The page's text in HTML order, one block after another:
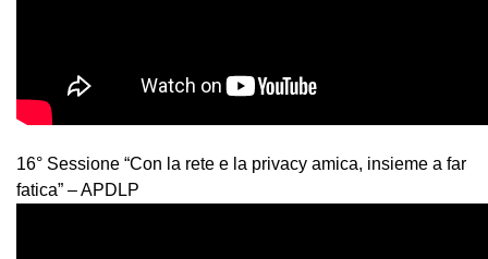
16° Sessione “Con la rete e la privacy amica, insieme a far
fatica” – APDLP